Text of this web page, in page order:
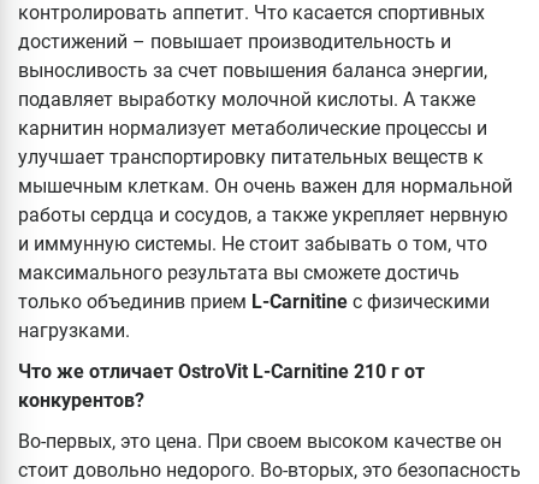
контролировать аппетит. Что касается спортивных
достижений – повышает производительность и
выносливость за счет повышения баланса энергии,
подавляет выработку молочной кислоты. А также
карнитин нормализует метаболические процессы и
улучшает транспортировку питательных веществ к
мышечным клеткам. Он очень важен для нормальной
работы сердца и сосудов, а также укрепляет нервную
и иммунную системы. Не стоит забывать о том, что
максимального результата вы сможете достичь
только объединив прием L-Carnitine с физическими
нагрузками.
Что же отличает OstroVit L-Carnitine 210 г от
конкурентов?
Во-первых, это цена. При своем высоком качестве он
стоит довольно недорого. Во-вторых, это безопасность